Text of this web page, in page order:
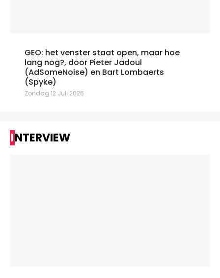
GEO: het venster staat open, maar hoe
lang nog?, door Pieter Jadoul
(AdSomeNoise) en Bart Lombaerts
(Spyke)
Zondag 12 Juli 2026
INTERVIEW